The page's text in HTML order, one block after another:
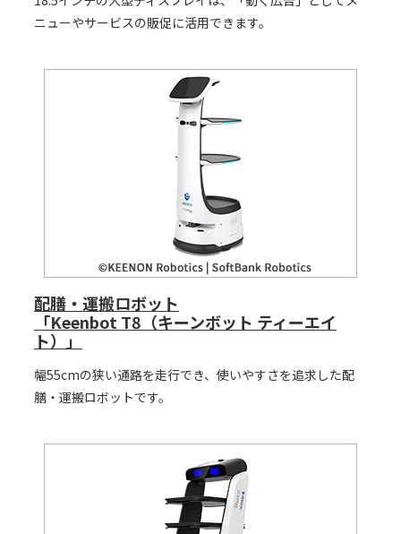
ニューやサービスの販促に活用できます。
配膳・運搬ロボット
「Keenbot T8（キーンボット ティーエイ
ト）」
幅55cmの狭い通路を走行でき、使いやすさを追求した配
膳・運搬ロボットです。